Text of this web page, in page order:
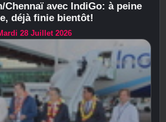
Chennaï avec IndiGo: à peine
déjà finie bientôt!
28 Juillet 2026